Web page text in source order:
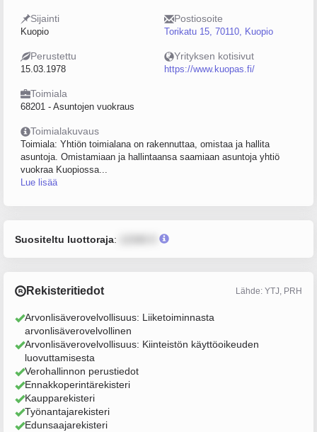
Sijainti
Kuopio
Postiosoite
Torikatu 15, 70110, Kuopio
Perustettu
15.03.1978
Yrityksen kotisivut
https://www.kuopas.fi/
Toimiala
68201 - Asuntojen vuokraus
Toimialakuvaus
Toimiala: Yhtiön toimialana on rakennuttaa, omistaa ja hallita
asuntoja. Omistamiaan ja hallintaansa saamiaan asuntoja yhtiö
vuokraa Kuopiossa...
Lue lisää
Suositeltu luottoraja:
Rekisteritiedot Lähde: YTJ, PRH
Arvonlisäverovelvollisuus: Liiketoiminnasta
arvonlisäverovelvollinen
Arvonlisäverovelvollisuus: Kiinteistön käyttöoikeuden
luovuttamisesta
Verohallinnon perustiedot
Ennakkoperintärekisteri
Kaupparekisteri
Työnantajarekisteri
Edunsaajarekisteri